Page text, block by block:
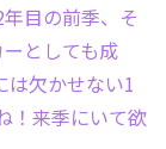
目の前季、そ
としても成
は欠かせない1
！来季にいて欲